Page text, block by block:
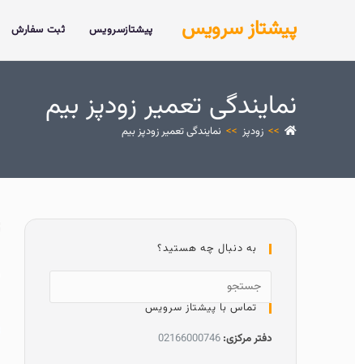
پیشتاز سرویس پیشتازسرویس ثبت سفارش
نمایندگی تعمیر زودپز بیم
>> زودپز >> نمایندگی تعمیر زودپز بیم
به دنبال چه هستید؟
تماس با پیشتاز سرویس
دفتر مرکزی: 02166000746